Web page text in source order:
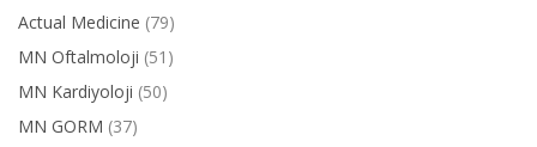
Actual Medicine (79)
MN Oftalmoloji (51)
MN Kardiyoloji (50)
MN GORM (37)